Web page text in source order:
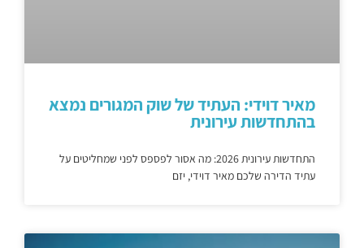
מאיר דוידי: העתיד של שוק המגורים נמצא
בהתחדשות עירונית
התחדשות עירונית 2026: מה אסור לפספס לפני שמחליטים על
עתיד הדירה שלכם מאיר דוידי, יזם